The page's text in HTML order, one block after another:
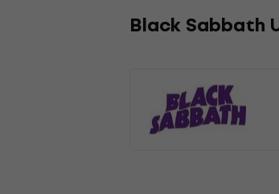
Black Sabbath